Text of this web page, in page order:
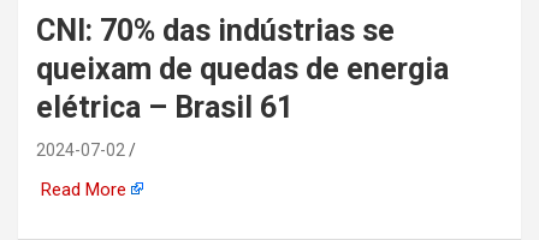
automotiva, mineração,
indústria naval, etc
CNI: 70% das indústrias se
queixam de quedas de energia
elétrica – Brasil 61
2024-07-02
Read More